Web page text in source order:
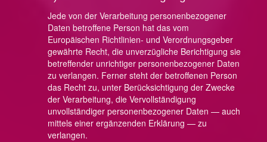
Jede von der Verarbeitung personenbezogener
Daten betroffene Person hat das vom
Europäischen Richtlinien- und Verordnungsgeber
gewährte Recht, die unverzügliche Berichtigung sie
betreffender unrichtiger personenbezogener Daten
zu verlangen. Ferner steht der betroffenen Person
das Recht zu, unter Berücksichtigung der Zwecke
der Verarbeitung, die Vervollständigung
unvollständiger personenbezogener Daten — auch
mittels einer ergänzenden Erklärung — zu
verlangen.